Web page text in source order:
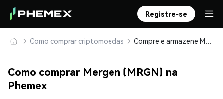
Registre-se
Como comprar criptomoedas Compre e armazene Mergen (MRGN) com segurança
Como comprar Mergen (MRGN) na
Phemex